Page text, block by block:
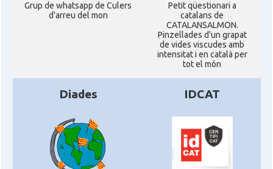
Grup de whatsapp de Culers
d'arreu del mon
Petit qüestionari a
catalans de
CATALANSALMON.
Pinzellades d'un grapat
de vides viscudes amb
intensitat i en català per
tot el món
Diades IDCAT